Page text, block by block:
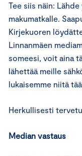
Tee siis näin:
makumatkalle.
Kirjekuoren
Linnanmäen
someesi, voit aina
lähettää meille
lukaisemme niitä
Herkullisesti
Median vastaus